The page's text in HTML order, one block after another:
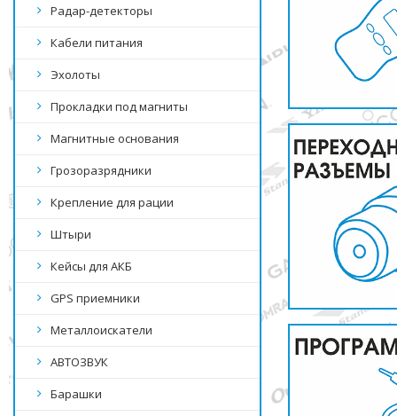
Радар-детекторы
Кабели питания
Эхолоты
Прокладки под магниты
Магнитные основания
Грозоразрядники
Крепление для рации
Штыри
Кейсы для АКБ
GPS приемники
Металлоискатели
АВТОЗВУК
Барашки